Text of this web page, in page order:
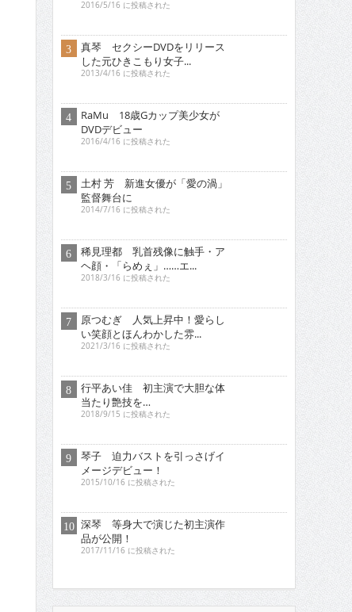
2013/4/16 に投稿された
RaMu 18歳Gカップ美少女が
DVDデビュー
2016/4/16 に投稿された
土村 芳 新進女優が「愛の渦」
監督舞台に
2014/7/16 に投稿された
稀見理都 乳首残像に触手・ア
ヘ顔・「らめぇ」……エ...
2018/3/16 に投稿された
原つむぎ 人気上昇中！愛らし
い笑顔とほんわかした雰...
2021/3/16 に投稿された
行平あい佳 初主演で大胆な体
当たり艶技を…
2018/9/15 に投稿された
琴子 迫力バストを引っさげイ
メージデビュー！
2015/10/16 に投稿された
深琴 等身大で演じた初主演作
品が公開！
2017/11/16 に投稿された
オススメインタビュー
東京03 シチュエーション・ドラ
マに出演！苦境を乗...